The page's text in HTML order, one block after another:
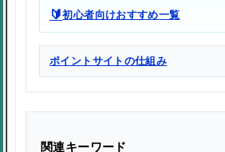
🔰初心者向けおすすめ一覧
ポイントサイトの仕組み
関連キーワード